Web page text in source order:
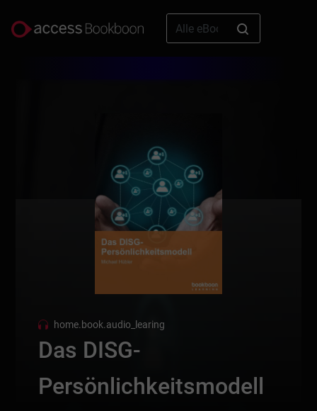
home.book.audio_learing
Das DISG-
Persönlichkeitsmodell